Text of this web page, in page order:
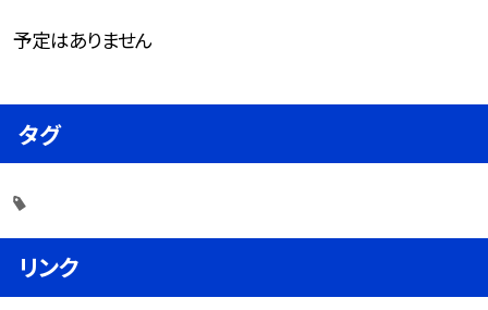
予定はありません
タグ
リンク